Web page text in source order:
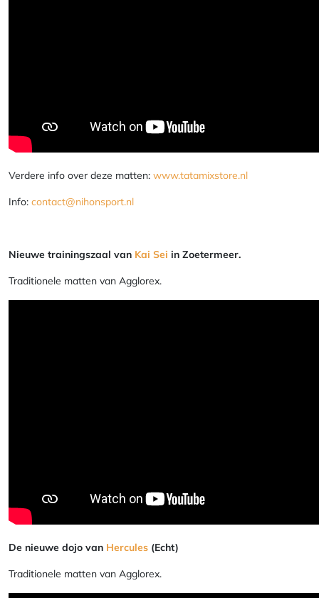
Verdere info over deze matten: www.tatamixstore.nl
Info: contact@nihonsport.nl
Nieuwe trainingszaal van Kai Sei in Zoetermeer.
Traditionele matten van Agglorex.
De nieuwe dojo van Hercules (Echt)
Traditionele matten van Agglorex.